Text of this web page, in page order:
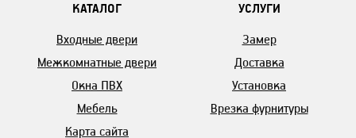
КАТАЛОГ
Входные двери
Межкомнатные двери
Окна ПВХ
Мебель
Карта сайта
УСЛУГИ
Замер
Доставка
Установка
Врезка фурнитуры